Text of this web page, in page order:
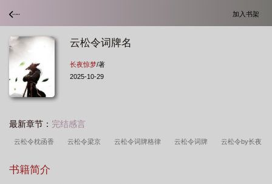
加入书架
云松令词牌名
长夜惊梦/著
2025-10-29
最新章节： 完结感言
云松令枕函香 云松令梁京 云松令词牌格律 云松令词牌 云松令by长夜
雾行歌攻略
书籍简介